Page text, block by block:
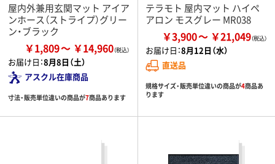
屋内外兼用玄関マット アイア
ンホース（ストライプ）グリー
ン・ブラック
￥1,809 ￥14,960
お届け日：8月8日（土）
アスクル在庫商品
寸法・販売単位違いの商品が7商品あります
テラモト 屋内マット ハイペ
アロン モスグレー MR038
￥3,900 ￥21,049
お届け日：8月12日（水）
直送品
規格サイズ・販売単位違いの商品が4商品あ
ります